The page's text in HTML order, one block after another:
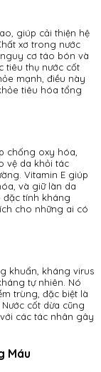
giúp cải thiện hệ
xơ trong nước
cơ táo bón và
tiêu thụ nước cốt
mạnh, điều này
tiêu hóa tổng
chống oxy hóa,
vệ da khỏi tác
Vitamin E giúp
và giữ làn da
đặc tính kháng
cho những ai có
khuẩn, kháng virus
tự nhiên. Nó
trùng, đặc biệt là
cốt dừa cũng
các tác nhân gây
Máu